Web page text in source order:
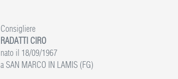
Consigliere
RADATTI CIRO
nato il 18/09/1967
a SAN MARCO IN LAMIS (FG)